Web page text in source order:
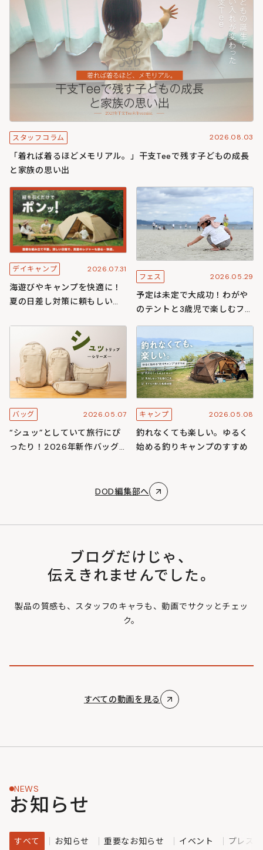
スタッフコラム 2026.08.03
「着れば着るほどメモリアル。」干支Teeで残す子どもの成長
と家族の思い出
デイキャンプ 2026.07.31
海遊びやキャンプを快適に！
夏の日差し対策に頼もしいワ
ズ
フェス 2026.05.29
予定は未定で大成功！わがや
のテントと3歳児で楽しむフェ
スキャンプ
バッグ 2026.05.07
“シュッ”としていて旅行にぴ
ったり！2026年新作バッグ
キャンプ 2026.05.08
釣れなくても楽しい。ゆるく
始める釣りキャンプのすすめ
DOD編集部へ
ブログだけじゃ、
伝えきれませんでした。
製品の質感も、スタッフのキャラも、動画でサクッとチェッ
ク。
すべての動画を見る
NEWS
お知らせ
すべて お知らせ 重要なお知らせ イベント プレス